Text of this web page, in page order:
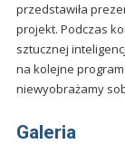
przedstawiła
projekt. Podczas
sztucznej
na kolejne
niewyobrażamy
Galeria